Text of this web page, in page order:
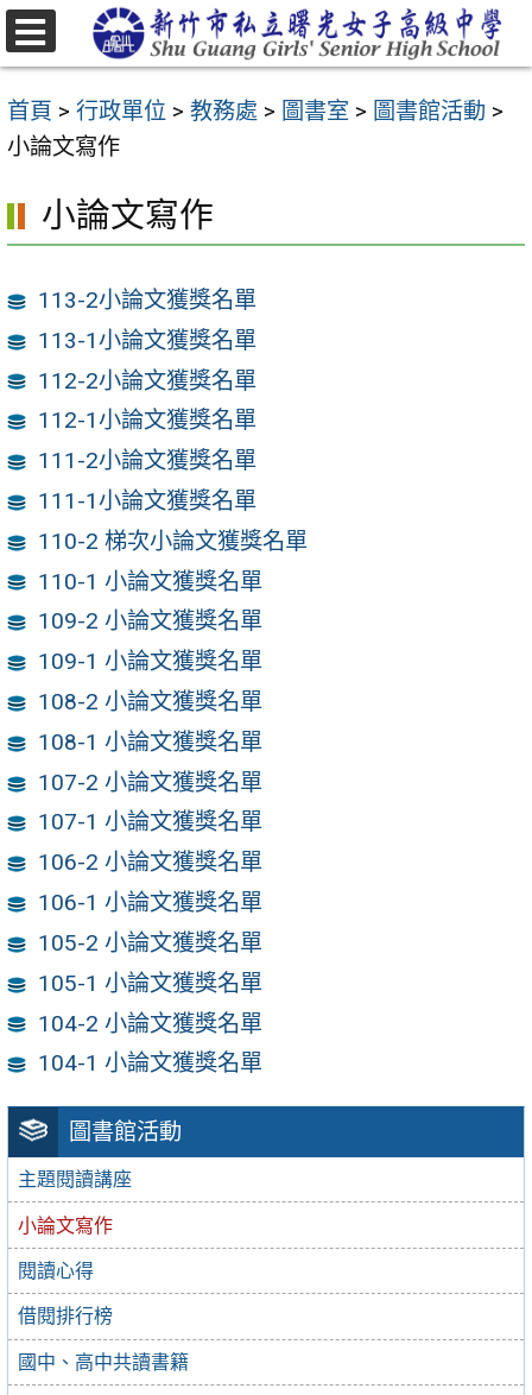
跳
至
要
內
區
首頁 > 行政單位 > 教務處 > 圖書室 > 圖書館活動 >
小論文寫作
圖書館活動
主題閱讀講座
小論文寫作
閱讀心得
借閱排行榜
國中、高中共讀書籍
小論文寫作
113-2小論文獲獎名單
113-1小論文獲獎名單
112-2小論文獲獎名單
112-1小論文獲獎名單
111-2小論文獲獎名單
111-1小論文獲獎名單
110-2 梯次小論文獲獎名單
110-1 小論文獲獎名單
109-2 小論文獲獎名單
109-1 小論文獲獎名單
108-2 小論文獲獎名單
108-1 小論文獲獎名單
107-2 小論文獲獎名單
107-1 小論文獲獎名單
106-2 小論文獲獎名單
106-1 小論文獲獎名單
105-2 小論文獲獎名單
105-1 小論文獲獎名單
104-2 小論文獲獎名單
104-1 小論文獲獎名單
選
單